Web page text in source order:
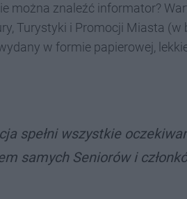
można znaleźć informator?
Turystyki i Promocji Miasta (w
w formie papierowej,
spełni wszystkie
samych Seniorów i